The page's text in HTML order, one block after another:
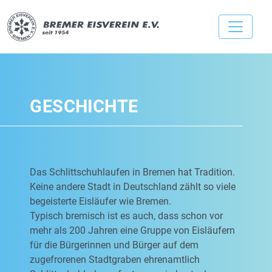
GESCHICHTE
Das Schlittschuhlaufen in Bremen hat Tradition.
Keine andere Stadt in Deutschland zählt so viele
begeisterte Eisläufer wie Bremen.
Typisch bremisch ist es auch, dass schon vor
mehr als 200 Jahren eine Gruppe von Eisläufern
für die Bürgerinnen und Bürger auf dem
zugefrorenen Stadtgraben ehrenamtlich